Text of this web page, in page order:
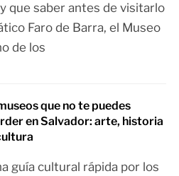
que saber antes de visitarlo
Faro de Barra, el Museo
de los
que no te puedes
en Salvador: arte, historia
guía cultural rápida por los